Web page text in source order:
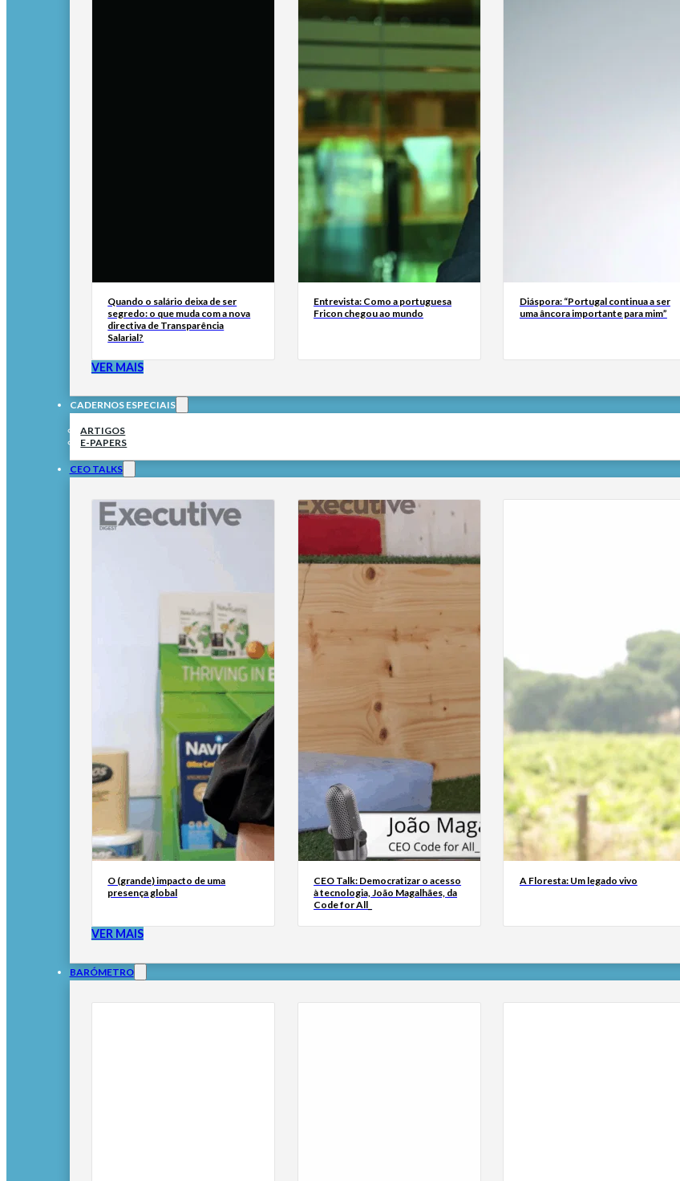
Quando o salário deixa de ser
segredo: o que muda com a nova
directiva de Transparência
Salarial?
Entrevista: Como a portuguesa
Fricon chegou ao mundo
Diáspora: “Portugal continua a ser
uma âncora importante para mim”
VER MAIS
CADERNOS ESPECIAIS
ARTIGOS
E-PAPERS
CEO TALKS
O (grande) impacto de uma
presença global
CEO Talk: Democratizar o acesso
à tecnologia, João Magalhães, da
Code for All_
A Floresta: Um legado vivo
VER MAIS
BARÓMETRO